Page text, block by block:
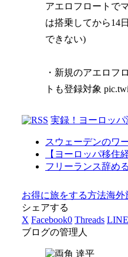
アエロフロートで
は搭乗してから14
できない)
・新規のアエロフ
トも登録対象
実録！ヨーロッ
スウェーデンのワ
【ヨーロッパ移住
フリーランス辞め
お得に旅をする方法海外
シェアする
X Facebook0 Threads LINE
ブログの管理人